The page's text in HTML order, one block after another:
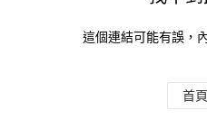
這個連結可能有誤，
首頁